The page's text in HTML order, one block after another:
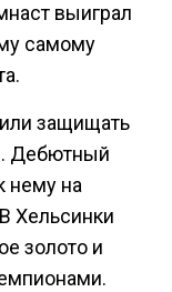
выиграл
самому
защищать
Дебютный
нему на
Хельсинки
золото и